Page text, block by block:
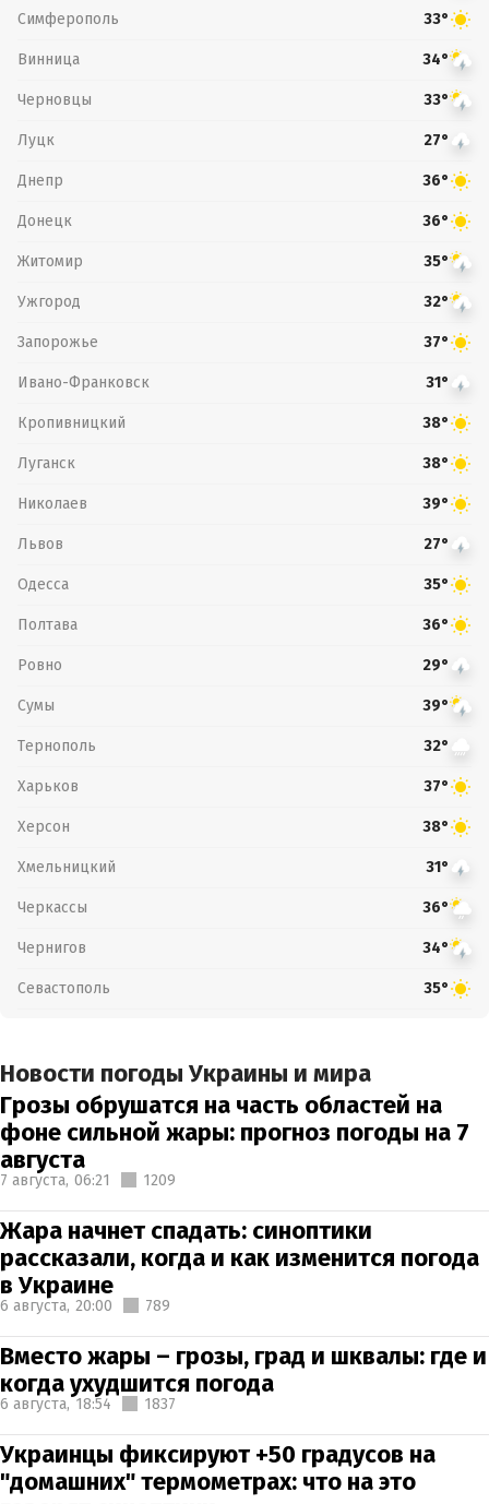
Симферополь 33°
Винница 34°
Черновцы 33°
Луцк 27°
Днепр 36°
Донецк 36°
Житомир 35°
Ужгород 32°
Запорожье 37°
Ивано-Франковск 31°
Кропивницкий 38°
Луганск 38°
Николаев 39°
Львов 27°
Одесса 35°
Полтава 36°
Ровно 29°
Сумы 39°
Тернополь 32°
Харьков 37°
Херсон 38°
Хмельницкий 31°
Черкассы 36°
Чернигов 34°
Севастополь 35°
Новости погоды Украины и мира
Грозы обрушатся на часть областей на
фоне сильной жары: прогноз погоды на 7
августа
7 августа, 06:21 1209
Жара начнет спадать: синоптики
рассказали, когда и как изменится погода
в Украине
6 августа, 20:00 789
Вместо жары – грозы, град и шквалы: где и
когда ухудшится погода
6 августа, 18:54 1837
Украинцы фиксируют +50 градусов на
"домашних" термометрах: что на это